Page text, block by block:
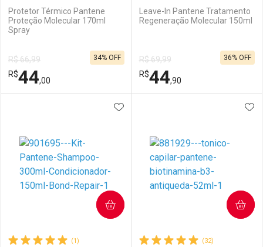
Ativar Desconto
Comprar sem Desconto
Por R$ 26,94/cada
Comprar sem Desconto
Por R$ 26,94/cada
Comprar sem Desconto
Por R$ 16,99/cada
Comprar sem Desconto
Por R$ 16,99/cada
Protetor Térmico Pantene
Proteção Molecular 170ml
Spray
R$ 66,99
R$44,00
34% OFF
Laboratório
Por Menos
Leave-In Pantene Tratamento
Regeneração Molecular 150ml
R$ 69,99
R$44,90
36% OFF
Laboratório
Por Menos
(1)
ADICIONAR AOS FAVORITOS
COMPRAR
(32)
COMPRAR